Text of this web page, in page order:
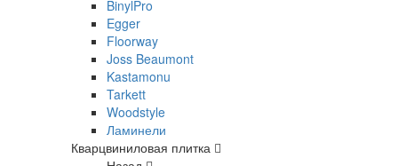
BinylPro
Egger
Floorway
Joss Beaumont
Kastamonu
Tarkett
Woodstyle
Ламинели
Кварцвиниловая плитка